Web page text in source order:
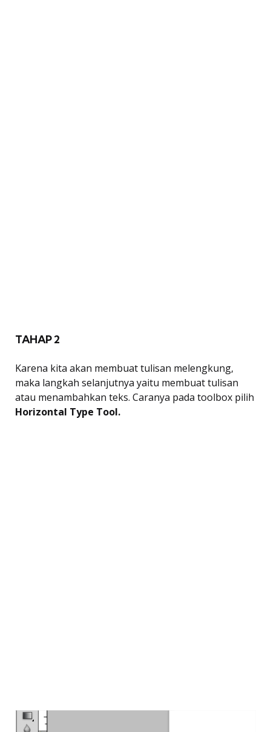
TAHAP 2
Karena kita akan membuat tulisan melengkung,
maka langkah selanjutnya yaitu membuat tulisan
atau menambahkan teks. Caranya pada toolbox pilih
Horizontal Type Tool.